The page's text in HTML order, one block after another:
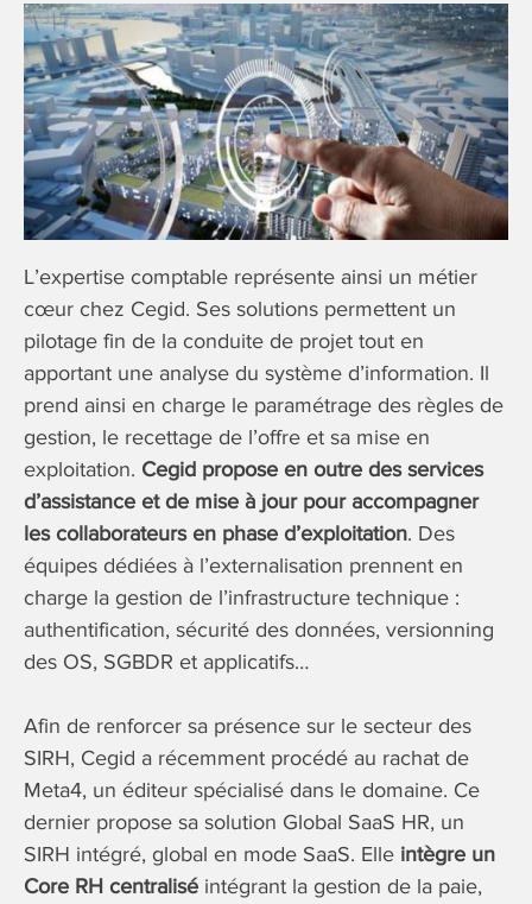
L’expertise comptable représente ainsi un métier
cœur chez Cegid. Ses solutions permettent un
pilotage fin de la conduite de projet tout en
apportant une analyse du système d’information. Il
prend ainsi en charge le paramétrage des règles de
gestion, le recettage de l’offre et sa mise en
exploitation. Cegid propose en outre des services
d’assistance et de mise à jour pour accompagner
les collaborateurs en phase d’exploitation. Des
équipes dédiées à l’externalisation prennent en
charge la gestion de l’infrastructure technique :
authentification, sécurité des données, versionning
des OS, SGBDR et applicatifs…
Afin de renforcer sa présence sur le secteur des
SIRH, Cegid a récemment procédé au rachat de
Meta4, un éditeur spécialisé dans le domaine. Ce
dernier propose sa solution Global SaaS HR, un
SIRH intégré, global en mode SaaS. Elle intègre un
Core RH centralisé intégrant la gestion de la paie,